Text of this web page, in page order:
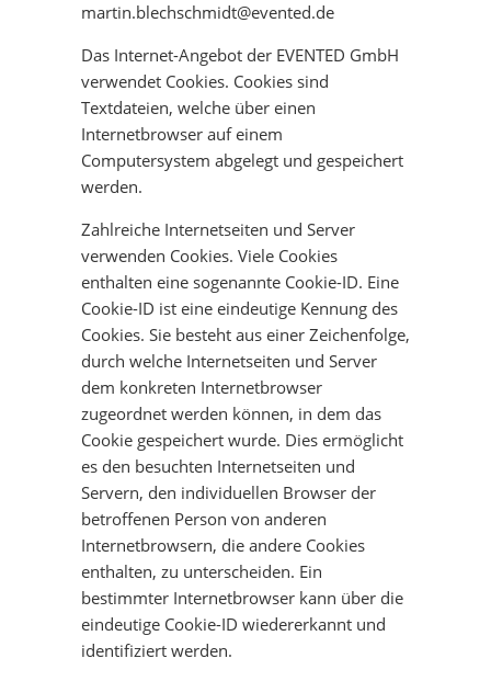
martin.blechschmidt@evented.de
Das Internet-Angebot der EVENTED GmbH
verwendet Cookies. Cookies sind
Textdateien, welche über einen
Internetbrowser auf einem
Computersystem abgelegt und gespeichert
werden.
Zahlreiche Internetseiten und Server
verwenden Cookies. Viele Cookies
enthalten eine sogenannte Cookie-ID. Eine
Cookie-ID ist eine eindeutige Kennung des
Cookies. Sie besteht aus einer Zeichenfolge,
durch welche Internetseiten und Server
dem konkreten Internetbrowser
zugeordnet werden können, in dem das
Cookie gespeichert wurde. Dies ermöglicht
es den besuchten Internetseiten und
Servern, den individuellen Browser der
betroffenen Person von anderen
Internetbrowsern, die andere Cookies
enthalten, zu unterscheiden. Ein
bestimmter Internetbrowser kann über die
eindeutige Cookie-ID wiedererkannt und
identifiziert werden.